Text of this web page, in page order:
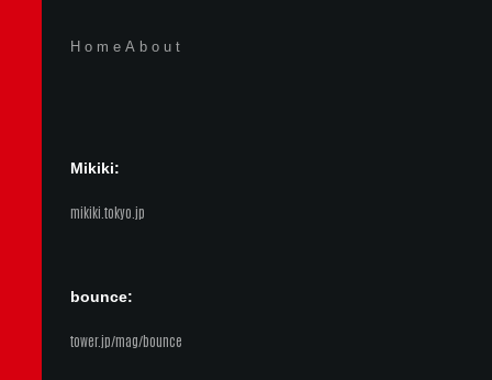
Home About
Mikiki:
mikiki.tokyo.jp
bounce:
tower.jp/mag/bounce